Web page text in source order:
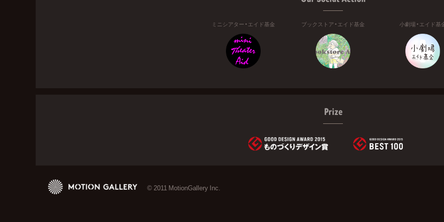
ミニシアター・エイド基金 ブックストア・エイド基金 小劇場・エイド基
Prize
© 2011 MotionGallery Inc.